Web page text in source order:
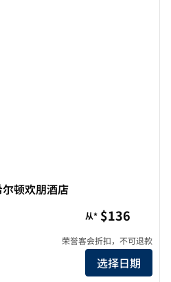
尔顿欢朋酒店
戈县的酒店详情
从* $136
荣誉客会折扣，不可退款
选择日期